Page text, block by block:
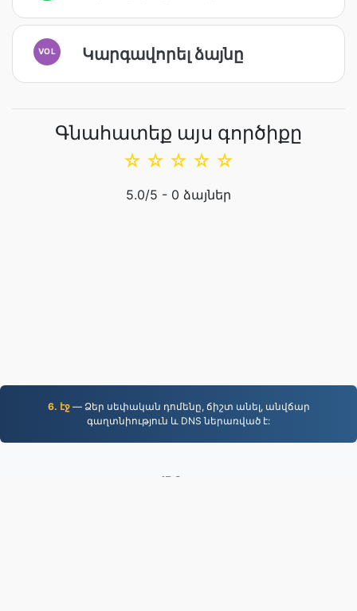
VOL Կարգավորել ձայնը
Գնահատեք այս գործիքը
☆
☆
☆
☆
☆
5.0/5 - 0 ձայներ
6. էջ— Ձեր սեփական դոմենը, ճիշտ անել, անվճար
գաղտնիություն և DNS ներառված է:
JPG.to